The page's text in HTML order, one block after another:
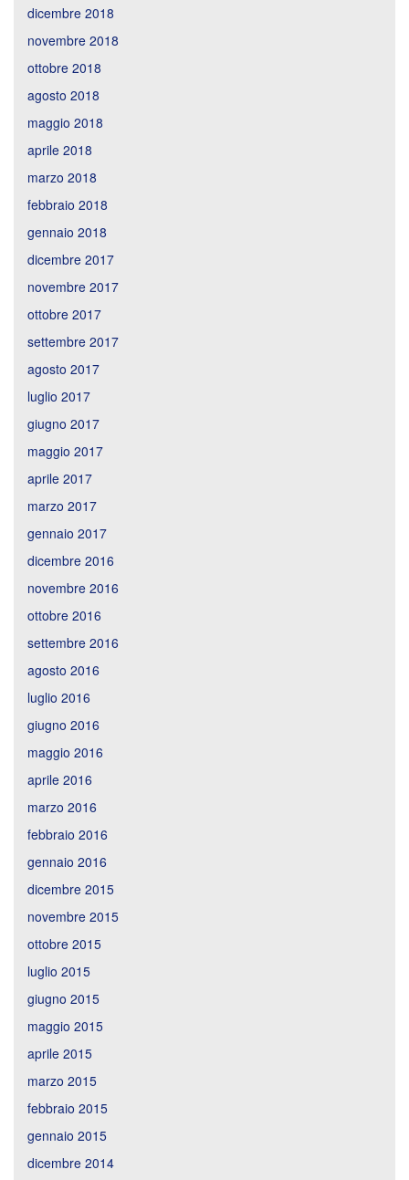
dicembre 2018
novembre 2018
ottobre 2018
agosto 2018
maggio 2018
aprile 2018
marzo 2018
febbraio 2018
gennaio 2018
dicembre 2017
novembre 2017
ottobre 2017
settembre 2017
agosto 2017
luglio 2017
giugno 2017
maggio 2017
aprile 2017
marzo 2017
gennaio 2017
dicembre 2016
novembre 2016
ottobre 2016
settembre 2016
agosto 2016
luglio 2016
giugno 2016
maggio 2016
aprile 2016
marzo 2016
febbraio 2016
gennaio 2016
dicembre 2015
novembre 2015
ottobre 2015
luglio 2015
giugno 2015
maggio 2015
aprile 2015
marzo 2015
febbraio 2015
gennaio 2015
dicembre 2014